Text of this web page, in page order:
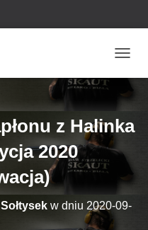
R
Ą
Z
A
I
z Halinka
2020
w dniu 2020-09-